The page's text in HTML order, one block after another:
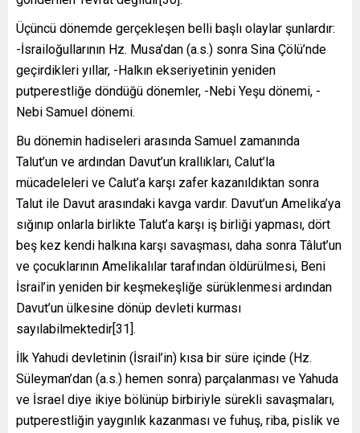
Üçüncü dönemde gerçekleşen belli başlı olaylar şunlardır:
-İsrailoğullarının Hz. Musa’dan (a.s.) sonra Sina Çölü’nde
geçirdikleri yıllar, -Halkın ekseriyetinin yeniden
putperestliğe döndüğü dönemler, -Nebi Yeşu dönemi, -
Nebi Samuel dönemi.
Bu dönemin hadiseleri arasında Samuel zamanında
Talut’un ve ardından Davut’un krallıkları, Calut’la
mücadeleleri ve Calut’a karşı zafer kazanıldıktan sonra
Talut ile Davut arasındaki kavga vardır. Davut’un Amelika’ya
sığınıp onlarla birlikte Talut’a karşı iş birliği yapması, dört
beş kez kendi halkına karşı savaşması, daha sonra Tâlut’un
ve çocuklarının Amelikalılar tarafından öldürülmesi, Beni
İsrail’in yeniden bir keşmekeşliğe sürüklenmesi ardından
Davut’un ülkesine dönüp devleti kurması
sayılabilmektedir[31].
İlk Yahudi devletinin (İsrail’in) kısa bir süre içinde (Hz.
Süleyman’dan (a.s.) hemen sonra) parçalanması ve Yahuda
ve İsrael diye ikiye bölünüp birbiriyle sürekli savaşmaları,
putperestliğin yaygınlık kazanması ve fuhuş, riba, pislik ve